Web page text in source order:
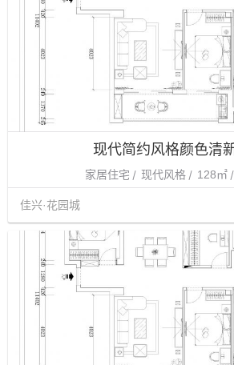
现代简约风格颜色清
家居住宅 现代风格 128㎡
佳兴·花园城